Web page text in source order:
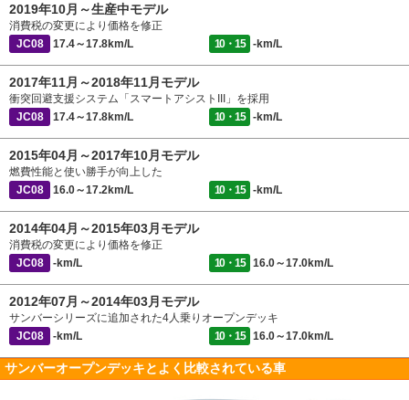
2019年10月～生産中モデル
消費税の変更により価格を修正
JC08
17.4～17.8km/L 10・15 -km/L
2017年11月～2018年11月モデル
衝突回避支援システム「スマートアシストIII」を採用
JC08
17.4～17.8km/L 10・15 -km/L
2015年04月～2017年10月モデル
燃費性能と使い勝手が向上した
JC08
16.0～17.2km/L 10・15 -km/L
2014年04月～2015年03月モデル
消費税の変更により価格を修正
JC08
-km/L 10・15 16.0～17.0km/L
2012年07月～2014年03月モデル
サンバーシリーズに追加された4人乗りオープンデッキ
JC08
-km/L 10・15 16.0～17.0km/L
サンバーオープンデッキとよく比較されている車